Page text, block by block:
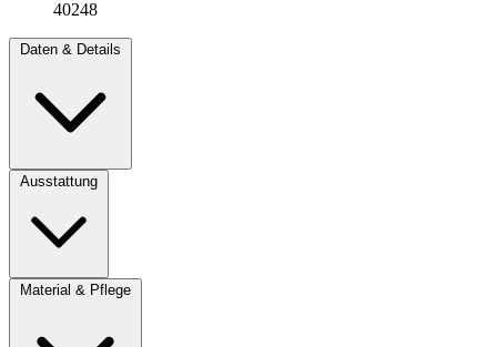
40248
Daten & Details
Ausstattung
Material & Pflege